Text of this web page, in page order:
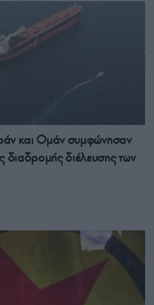
και Ομάν συμφώνησαν
διαδρομής διέλευσης των